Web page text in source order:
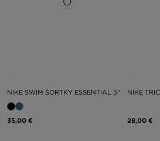
NIKE SWIM ŠORTKY ESSENTIAL 5"
35,00 €
NIKE
28,00 €